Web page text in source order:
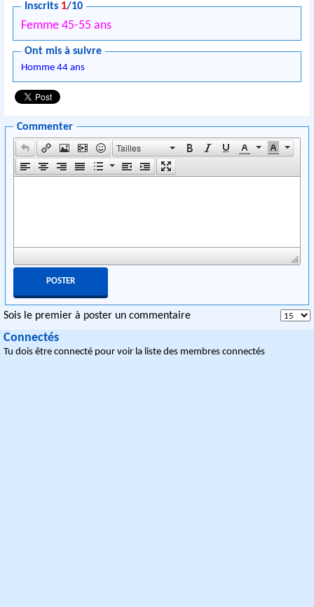
Inscrits 1/10
Femme 45-55 ans
Ont mis à suivre
Homme 44 ans
Commenter
Tailles
Sois le premier à poster un commentaire
Connectés
Tu dois être connecté pour voir la liste des membres connectés